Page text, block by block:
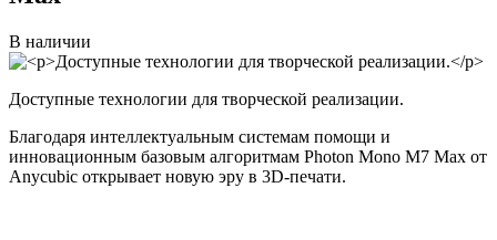
В наличии
Доступные технологии для творческой реализации.
Благодаря интеллектуальным системам помощи и
инновационным базовым алгоритмам Photon Mono M7 Max от
Anycubic открывает новую эру в 3D-печати.